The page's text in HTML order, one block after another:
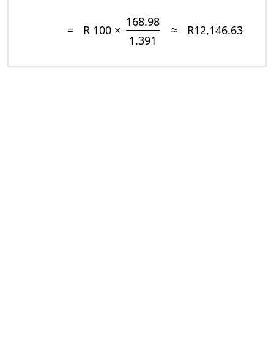
= R 100 ×
168.98
1.391
≈ R12,146.63